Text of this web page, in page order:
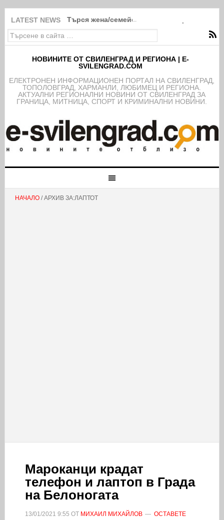
LATEST NEWS Търся жена/семейство за помощ в
НОВИНИТЕ ОТ СВИЛЕНГРАД И РЕГИОНА | E-
SVILENGRAD.COM
EЛЕКТРОНЕН ИНФОРМАЦИОНЕН ПОРТАЛ НА СВИЛЕНГРАД,
ТОПОЛОВГРАД, ХАРМАНЛИ, ЛЮБИМЕЦ И РЕГИОНА.
АКТУАЛНИ РЕГИОНАЛНИ НОВИНИ ОТ СВИЛЕНГРАД ЗА
ГРАНИЦА, МИТНИЦА, СПОРТ И КРИМИНАЛНИ НОВИНИ.
НАЧАЛО/ АРХИВ ЗА:ЛАПТОТ
Мароканци крадат
телефон и лаптоп в Града
на Белоногата
13/01/2021 9:55 ОТ МИХАИЛ МИХАЙЛОВ
ОСТАВЕТЕ